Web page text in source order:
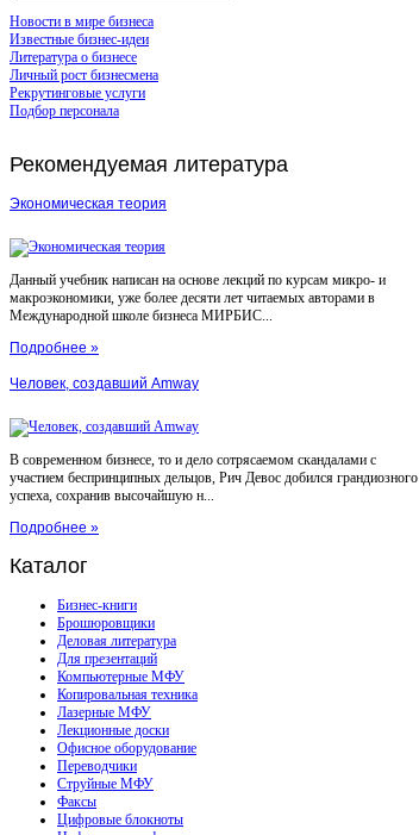
Новости в мире бизнеса
Известные бизнес-идеи
Литература о бизнесе
Личный рост бизнесмена
Рекрутинговые услуги
Подбор персонала
Рекомендуемая литература
Экономическая теория
Данный учебник написан на основе лекций по курсам микро- и
макроэкономики, уже более десяти лет читаемых авторами в
Международной школе бизнеса МИРБИС...
Подробнее »
Человек, создавший Amway
В современном бизнесе, то и дело сотрясаемом скандалами с
участием беспринципных дельцов, Рич Девос добился грандиозного
успеха, сохранив высочайшую н...
Подробнее »
Каталог
Бизнес-книги
Брошюровщики
Деловая литература
Для презентаций
Компьютерные МФУ
Копировальная техника
Лазерные МФУ
Лекционные доски
Офисное оборудование
Переводчики
Струйные МФУ
Факсы
Цифровые блокноты